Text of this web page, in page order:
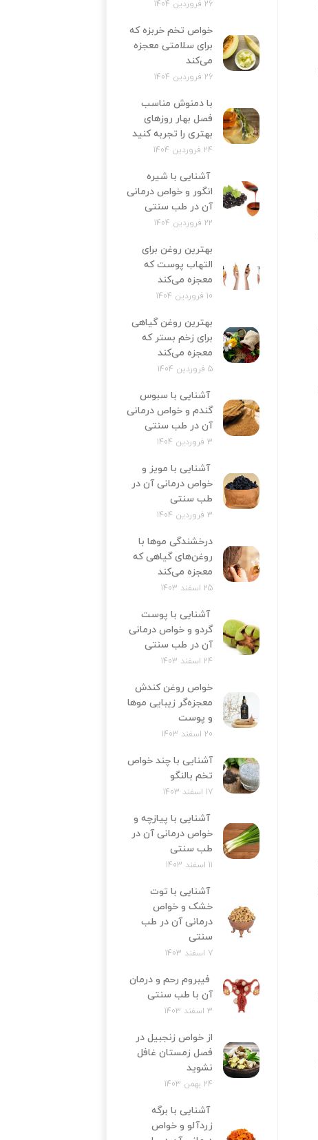
26 فروردین 1404
خواص تخم خربزه که
برای سلامتی معجزه
می‌کند
26 فروردین 1404
با دمنوش مناسب
فصل بهار روزهای
بهتری را تجربه کنید
24 فروردین 1404
آشنایی با شیره
انگور و خواص درمانی
آن در طب سنتی
22 فروردین 1404
بهترین روغن برای
التهاب پوست که
معجزه می‌کند
10 فروردین 1404
بهترین روغن گیاهی
برای زخم بستر که
معجزه می‌کند
5 فروردین 1404
آشنایی با سبوس
گندم و خواص درمانی
آن در طب سنتی
3 فروردین 1404
آشنایی با مویز و
خواص درمانی آن در
طب سنتی
3 فروردین 1404
درخشندگی موها با
روغن‌های گیاهی که
معجزه می‌کند
25 اسفند 1403
آشنایی با پوست
گردو و خواص درمانی
آن در طب سنتی
24 اسفند 1403
خواص روغن کندش
معجزه‌‌گر زیبایی موها
و پوست
20 اسفند 1403
آشنایی با چند خواص
تخم بالنگو
17 اسفند 1403
آشنایی با پیازچه و
خواص درمانی آن در
طب سنتی
11 اسفند 1403
آشنایی با توت
خشک و خواص
درمانی آن در طب
سنتی
7 اسفند 1403
فیبروم رحم و درمان
آن با طب سنتی
3 اسفند 1403
از خواص زنجبیل در
فصل زمستان غافل
نشوید
24 بهمن 1403
آشنایی با برگه
زردآلو و خواص